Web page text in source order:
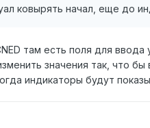
ковырять начал, еще до
там есть поля для
значения так, что
индикаторы будут